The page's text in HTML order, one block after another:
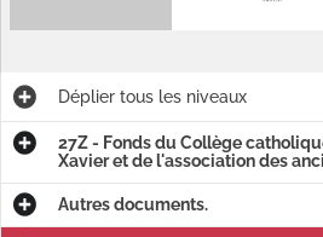
Déplier tous les niveaux
27Z - Fonds du Collège
Xavier et de l'association des
Autres documents.